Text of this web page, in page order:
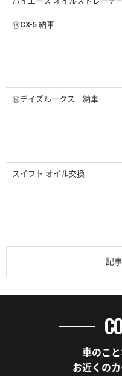
㊗️CX-5 納車
㊗️デイズルークス 納車
スイフト オイル交換
記
車のこ
お近くの